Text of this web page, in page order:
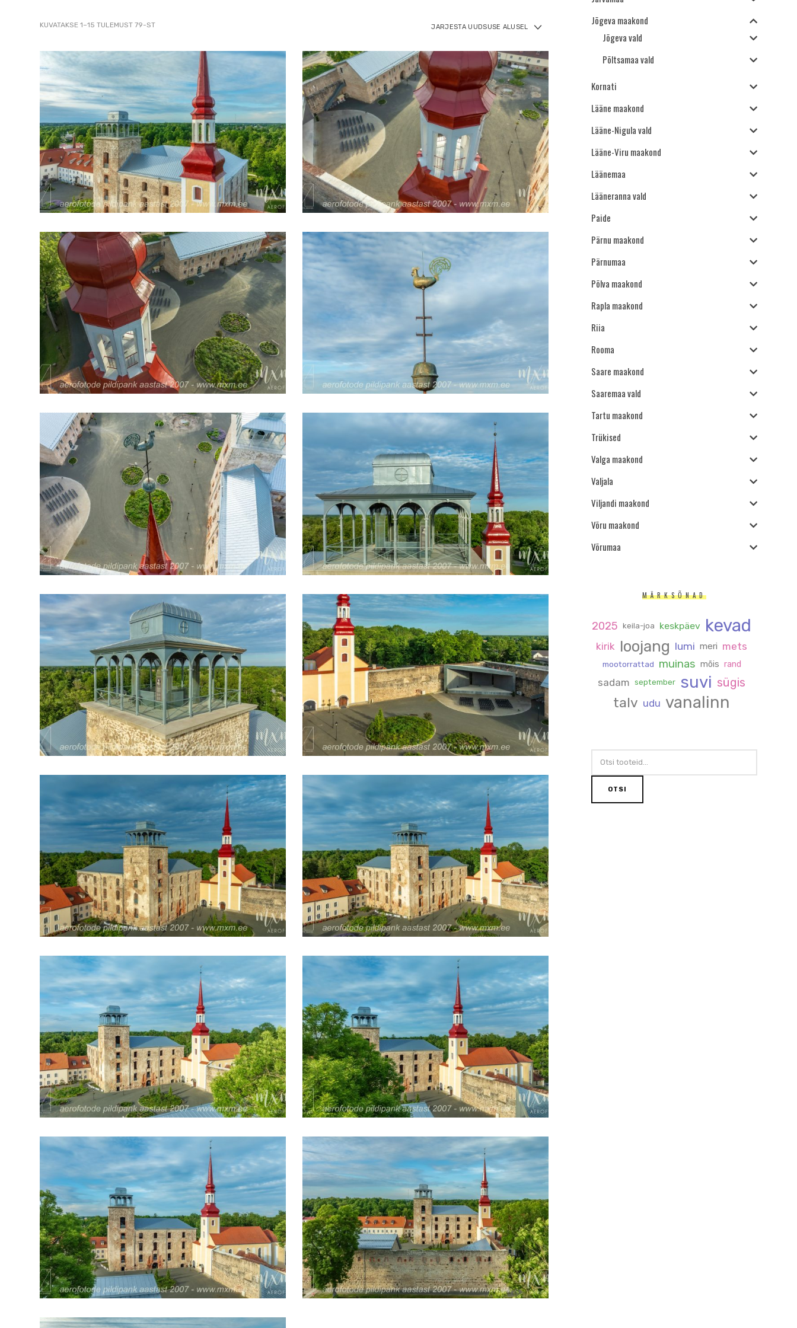
2007
droonilt,
lennukilt,
helikopterilt.
aerofoto
ja
müük
KUVATAKSE 1–15 TULEMUST 79-STSORTED
LATEST
Jõgeva maakond
Jõgeva vald
Põltsamaa vald
Kornati
Lääne maakond
Lääne-Nigula vald
Lääne-Viru maakond
Läänemaa
Lääneranna vald
Paide
Pärnu maakond
Pärnumaa
Põlva maakond
Rapla maakond
Riia
Rooma
Saare maakond
Saaremaa vald
Tartu maakond
Trükised
Valga maakond
Valjala
Viljandi maakond
Võru maakond
Võrumaa
MÄRKSÕNAD
2025 keila-joa keskpäev kevad
kirik loojang lumi meri mets
mootorrattad muinas mõis rand
sadam september suvi sügis
talv udu vanalinn
OTSI